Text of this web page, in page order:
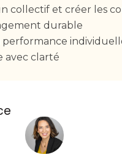
collectif et créer les
durable
performance
avec clarté